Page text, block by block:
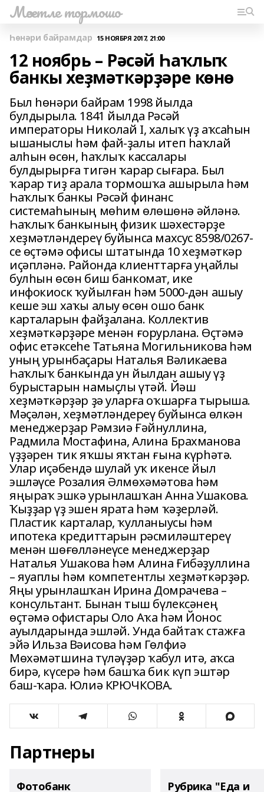
Мәсетле тормошо
Һөнәри байрамдар 15 НОЯБРЯ 2017, 21:00
12 ноябрь – Рәсәй Һаҡлыҡ
банкы хеҙмәткәрҙәре көнө
Был һөнәри байрам 1998 йылда
булдырыла. 1841 йылда Рәсәй
императоры Николай I, халыҡ үҙ аҡсаһын
ышаныслы һәм фай-ҙалы итеп һаҡлай
алһын өсөн, һаҡлыҡ кассалары
булдырырға тигән ҡарар сығара. Был
ҡарар тиҙ арала тормошҡа ашырыла һәм
Һаҡлыҡ банкы Рәсәй финанс
системаһының мөһим өлөшөнә әйләнә.
Һаҡлыҡ банкының физик шәхестәрҙе
хеҙмәтләндереү буйынса махсус 8598/0267-
се өҫтәмә офисы штатында 10 хеҙмәткәр
иҫәпләнә. Районда клиенттарға уңайлы
булһын өсөн биш банкомат, ике
инфокиоск ҡуйылған һәм 5000-дән ашыу
кеше эш хаҡы алыу өсөн ошо банк
карталарын файҙалана. Коллектив
хеҙмәткәрҙәре менән ғорурлана. Өҫтәмә
офис етәксеһе Татьяна Могильникова һәм
уның урынбаҫары Наталья Вәликаева
Һаҡлыҡ банкында ун йылдан ашыу үҙ
бурыстарын намыҫлы үтәй. Йәш
хеҙмәткәрҙәр ҙә уларға оҡшарға тырыша.
Мәҫәлән, хеҙмәтләндереү буйынса өлкән
менеджерҙар Рәмзиә Ғәйнуллина,
Радмила Мостафина, Алина Брахманова
үҙҙәрен тик яҡшы яҡтан ғына күрһәтә.
Улар иҫәбендә шулай уҡ икенсе йыл
эшләүсе Розалия Әлмөхәмәтова һәм
яңыраҡ эшкә урынлашҡан Анна Ушакова.
Ҡыҙҙар үҙ эшен ярата һәм ҡәҙерләй.
Пластик карталар, ҡулланыусы һәм
ипотека кредиттарын рәсмиләштереү
менән шөғөлләнеүсе менеджерҙар
Наталья Ушакова һәм Алина Ғибәҙуллина
– яуаплы һәм компетентлы хеҙмәткәрҙәр.
Яңы урынлашҡан Ирина Домрачева –
консультант. Бынан тыш бүлексәнең
өҫтәмә офистары Оло Аҡа һәм Йонос
ауылдарында эшләй. Унда байтаҡ стажға
эйә Ильза Вәисова һәм Гөлфиә
Мөхәмәтшина түләүҙәр ҡабул итә, аҡса
бирә, күсерә һәм башҡа бик күп эштәр
баш-ҡара. Юлиә КРЮЧКОВА.
Партнеры
Фотобанк Рубрика "Еда и